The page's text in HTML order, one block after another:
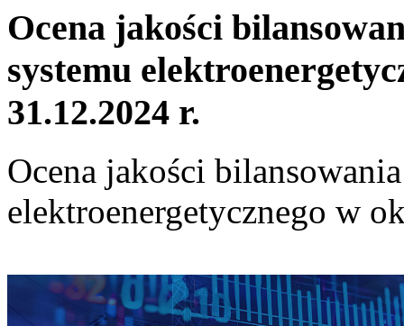
Ocena jakości
systemu
31.12.2024 r.
Ocena jakości
elektroenergetycznego w